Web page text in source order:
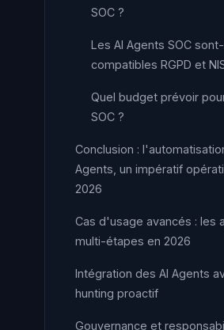
SOC ?
Les AI Agents SOC
compatibles RGPD et
Quel budget prévoir
SOC ?
Conclusion :
Agents, un impératif
2026
Cas d'usage avancés : les
multi-étapes en 2026
Intégration des AI Agents
hunting proactif
Gouvernance et